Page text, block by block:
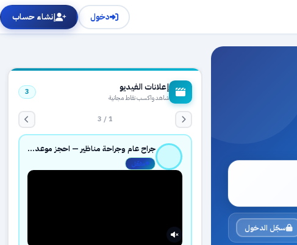
دخول إنشاء حساب
سجّل الدخول
إعلانات الفيديو
شاهد واكسب نقاط مجانية
3
1 / 3
جراح عام وجراحة مناظير — احجز موعدك بثقة عبر حجزك الطبي
مفعّل